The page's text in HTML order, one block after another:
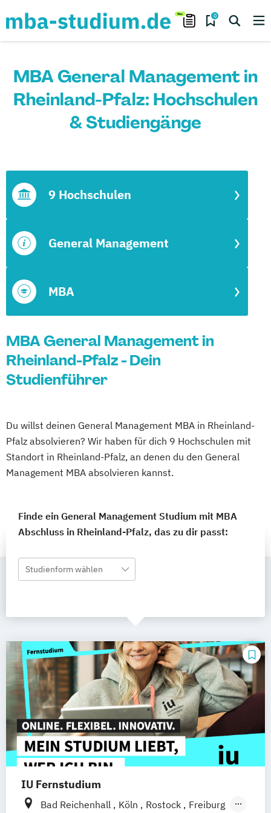
0
MBA General Management in
Rheinland-Pfalz: Hochschulen
& Studiengänge
MBA
General Management
9 Hochschulen
MBA General Management in
Rheinland-Pfalz - Dein
Studienführer
Du willst deinen General Management MBA in Rheinland-
Pfalz absolvieren? Wir haben für dich 9 Hochschulen mit
Standort in Rheinland-Pfalz, an denen du den General
Management MBA absolvieren kannst.
Finde ein General Management Studium mit MBA
Abschluss in Rheinland-Pfalz, das zu dir passt:
Studienform wählen
IU Fernstudium
Bad Reichenhall Köln Rostock
Freiburg